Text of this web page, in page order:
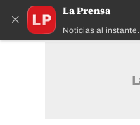
×
La Prensa
Noticias al